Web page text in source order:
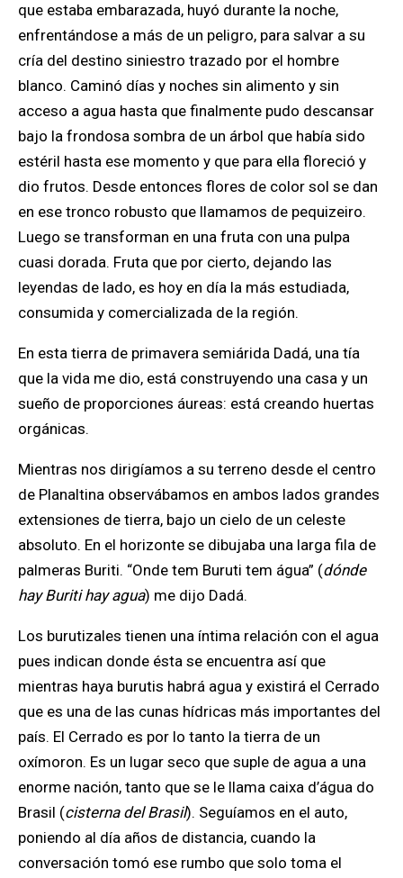
que estaba embarazada, huyó durante la noche,
enfrentándose a más de un peligro, para salvar a su
cría del destino siniestro trazado por el hombre
blanco. Caminó días y noches sin alimento y sin
acceso a agua hasta que finalmente pudo descansar
bajo la frondosa sombra de un árbol que había sido
estéril hasta ese momento y que para ella floreció y
dio frutos. Desde entonces flores de color sol se dan
en ese tronco robusto que llamamos de pequizeiro.
Luego se transforman en una fruta con una pulpa
cuasi dorada. Fruta que por cierto, dejando las
leyendas de lado, es hoy en día la más estudiada,
consumida y comercializada de la región.
En esta tierra de primavera semiárida Dadá, una tía
que la vida me dio, está construyendo una casa y un
sueño de proporciones áureas: está creando huertas
orgánicas.
Mientras nos dirigíamos a su terreno desde el centro
de Planaltina observábamos en ambos lados grandes
extensiones de tierra, bajo un cielo de un celeste
absoluto. En el horizonte se dibujaba una larga fila de
palmeras Buriti. “Onde tem Buruti tem água” (dónde
hay Buriti hay agua) me dijo Dadá.
Los burutizales tienen una íntima relación con el agua
pues indican donde ésta se encuentra así que
mientras haya burutis habrá agua y existirá el Cerrado
que es una de las cunas hídricas más importantes del
país. El Cerrado es por lo tanto la tierra de un
oxímoron. Es un lugar seco que suple de agua a una
enorme nación, tanto que se le llama caixa d’água do
Brasil (cisterna del Brasil). Seguíamos en el auto,
poniendo al día años de distancia, cuando la
conversación tomó ese rumbo que solo toma el